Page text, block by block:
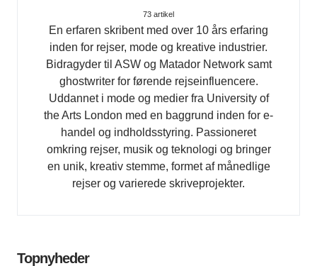
73 artikel
En erfaren skribent med over 10 års erfaring
inden for rejser, mode og kreative industrier.
Bidragyder til ASW og Matador Network samt
ghostwriter for førende rejseinfluencere.
Uddannet i mode og medier fra University of
the Arts London med en baggrund inden for e-
handel og indholdsstyring. Passioneret
omkring rejser, musik og teknologi og bringer
en unik, kreativ stemme, formet af månedlige
rejser og varierede skriveprojekter.
Topnyheder